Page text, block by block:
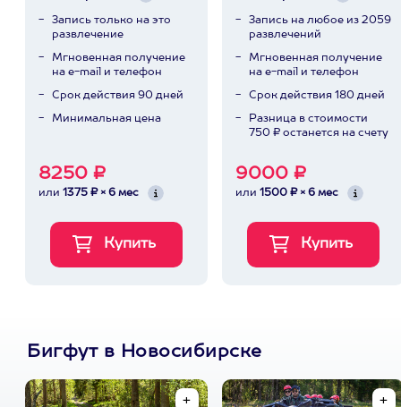
Запись только на это
развлечение
Мгновенная получение
на e-mail и телефон
Срок действия 90 дней
Минимальная цена
8250 ₽
или 1375 ₽ × 6 мес
Запись на любое из 2059
развлечений
Мгновенная получение
на e-mail и телефон
Срок действия 180 дней
Разница в стоимости
750 ₽ останется на счету
9000 ₽
или 1500 ₽ × 6 мес
Бигфут в Новосибирске